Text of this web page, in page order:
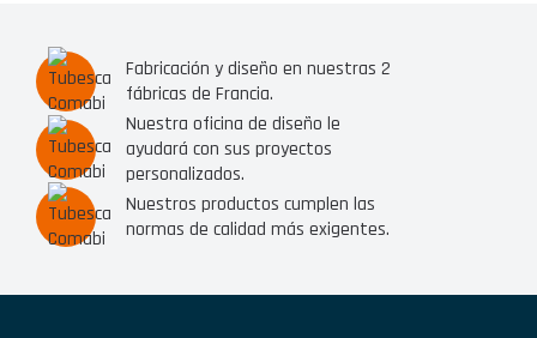
Fabricación y diseño en nuestras 2
fábricas de Francia.
Nuestra oficina de diseño le
ayudará con sus proyectos
personalizados.
Nuestros productos cumplen las
normas de calidad más exigentes.